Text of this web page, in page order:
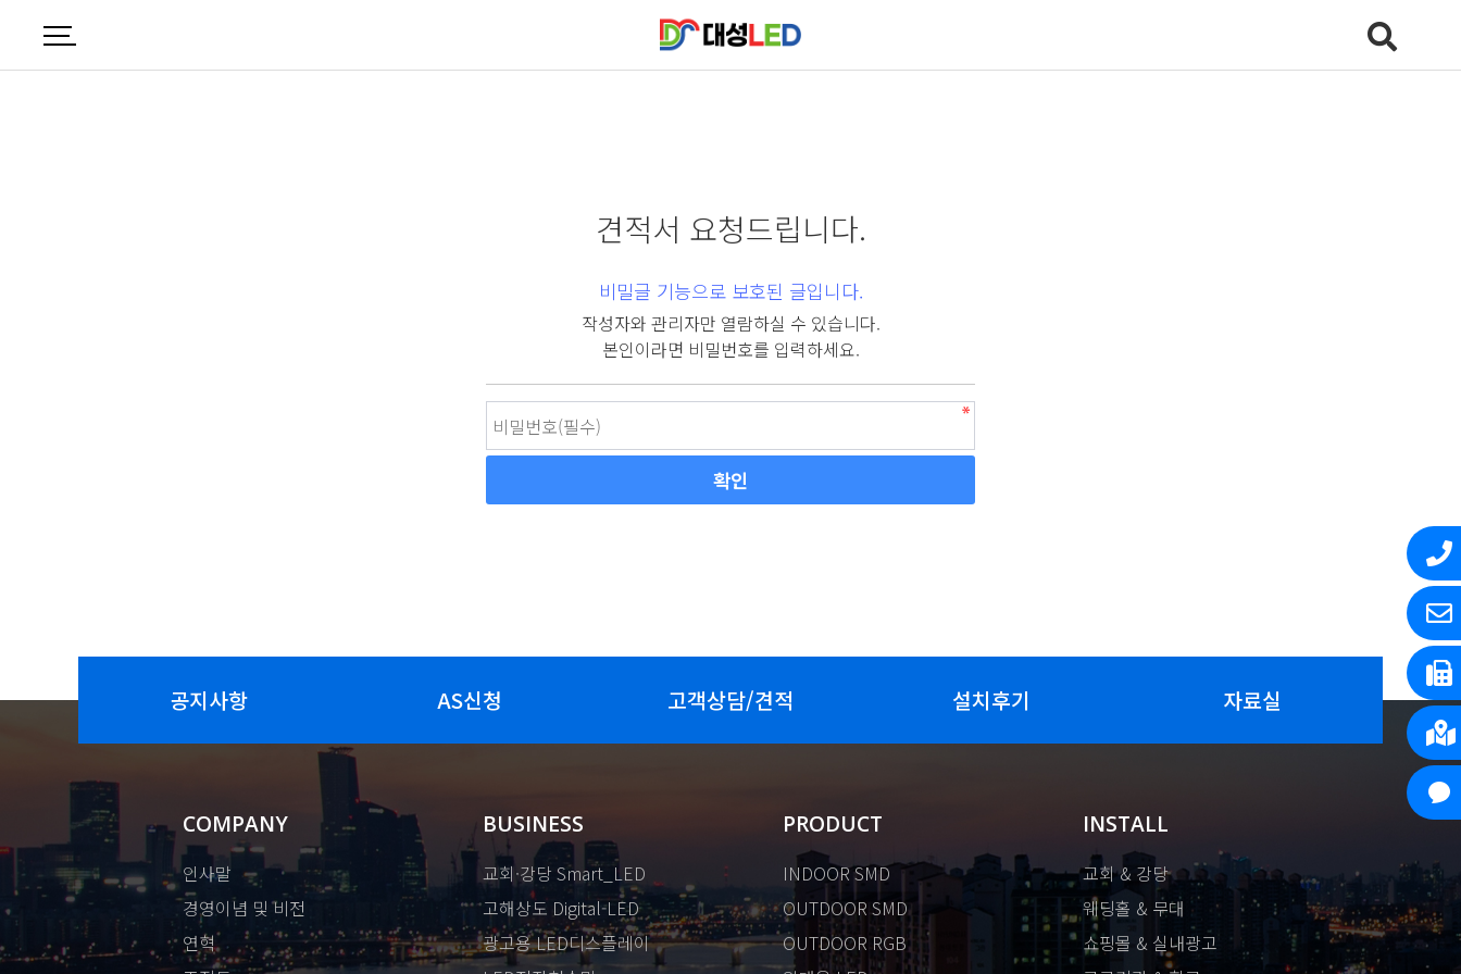
견적서 요청드립니다.
비밀글 기능으로 보호된 글입니다.
작성자와 관리자만 열람하실 수 있습니다.
본인이라면 비밀번호를 입력하세요.
공지사항 AS신청 고객상담/견적 설치후기 자료실
COMPANY
인사말
경영이념 및 비전
연혁
BUSINESS
교회·강당 Smart_LED
고해상도 Digital-LED
광고용 LED디스플레이
PRODUCT
INDOOR SMD
OUTDOOR SMD
OUTDOOR RGB
INSTALL
교회 & 강당
웨딩홀 & 무대
쇼핑몰 & 실내광고